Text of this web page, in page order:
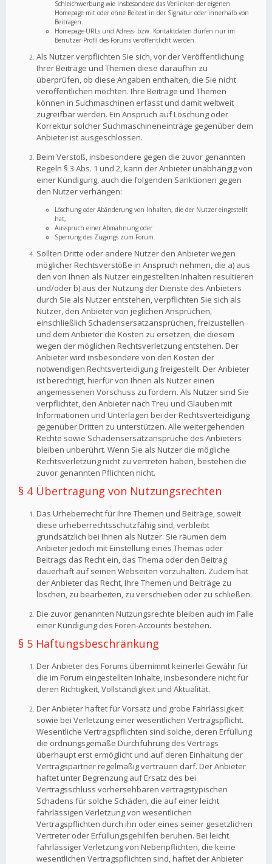
Schleichwerbung wie insbesondere das Verlinken der eigenen
Homepage mit oder ohne Beitext in der Signatur oder innerhalb von
Beiträgen.
Homepage-URLs und Adress- bzw. Kontaktdaten dürfen nur im
Benutzer-Profil des Forums veröffentlicht werden.
Als Nutzer verpflichten Sie sich, vor der Veröffentlichung
Ihrer Beiträge und Themen diese daraufhin zu
überprüfen, ob diese Angaben enthalten, die Sie nicht
veröffentlichen möchten. Ihre Beiträge und Themen
können in Suchmaschinen erfasst und damit weltweit
zugreifbar werden. Ein Anspruch auf Löschung oder
Korrektur solcher Suchmaschineneinträge gegenüber dem
Anbieter ist ausgeschlossen.
Beim Verstoß, insbesondere gegen die zuvor genannten
Regeln § 3 Abs. 1 und 2, kann der Anbieter unabhängig von
einer Kündigung, auch die folgenden Sanktionen gegen
den Nutzer verhängen:
Löschung oder Abänderung von Inhalten, die der Nutzer eingestellt
hat,
Ausspruch einer Abmahnung oder
Sperrung des Zugangs zum Forum.
Sollten Dritte oder andere Nutzer den Anbieter wegen
möglicher Rechtsverstöße in Anspruch nehmen, die a) aus
den von Ihnen als Nutzer eingestellten Inhalten resultieren
und/oder b) aus der Nutzung der Dienste des Anbieters
durch Sie als Nutzer entstehen, verpflichten Sie sich als
Nutzer, den Anbieter von jeglichen Ansprüchen,
einschließlich Schadensersatzansprüchen, freizustellen
und dem Anbieter die Kosten zu ersetzen, die diesem
wegen der möglichen Rechtsverletzung entstehen. Der
Anbieter wird insbesondere von den Kosten der
notwendigen Rechtsverteidigung freigestellt. Der Anbieter
ist berechtigt, hierfür von Ihnen als Nutzer einen
angemessenen Vorschuss zu fordern. Als Nutzer sind Sie
verpflichtet, den Anbieter nach Treu und Glauben mit
Informationen und Unterlagen bei der Rechtsverteidigung
gegenüber Dritten zu unterstützen. Alle weitergehenden
Rechte sowie Schadensersatzansprüche des Anbieters
bleiben unberührt. Wenn Sie als Nutzer die mögliche
Rechtsverletzung nicht zu vertreten haben, bestehen die
zuvor genannten Pflichten nicht.
§ 4 Übertragung von Nutzungsrechten
Das Urheberrecht für Ihre Themen und Beiträge, soweit
diese urheberrechtsschutzfähig sind, verbleibt
grundsätzlich bei Ihnen als Nutzer. Sie räumen dem
Anbieter jedoch mit Einstellung eines Themas oder
Beitrags das Recht ein, das Thema oder den Beitrag
dauerhaft auf seinen Webseiten vorzuhalten. Zudem hat
der Anbieter das Recht, Ihre Themen und Beiträge zu
löschen, zu bearbeiten, zu verschieben oder zu schließen.
Die zuvor genannten Nutzungsrechte bleiben auch im Falle
einer Kündigung des Foren-Accounts bestehen.
§ 5 Haftungsbeschränkung
Der Anbieter des Forums übernimmt keinerlei Gewähr für
die im Forum eingestellten Inhalte, insbesondere nicht für
deren Richtigkeit, Vollständigkeit und Aktualität.
Der Anbieter haftet für Vorsatz und grobe Fahrlässigkeit
sowie bei Verletzung einer wesentlichen Vertragspflicht.
Wesentliche Vertragspflichten sind solche, deren Erfüllung
die ordnungsgemäße Durchführung des Vertrags
überhaupt erst ermöglicht und auf deren Einhaltung der
Vertragspartner regelmäßig vertrauen darf. Der Anbieter
haftet unter Begrenzung auf Ersatz des bei
Vertragsschluss vorhersehbaren vertragstypischen
Schadens für solche Schäden, die auf einer leicht
fahrlässigen Verletzung von wesentlichen
Vertragspflichten durch ihn oder eines seiner gesetzlichen
Vertreter oder Erfüllungsgehilfen beruhen. Bei leicht
fahrlässiger Verletzung von Nebenpflichten, die keine
wesentlichen Vertragspflichten sind, haftet der Anbieter